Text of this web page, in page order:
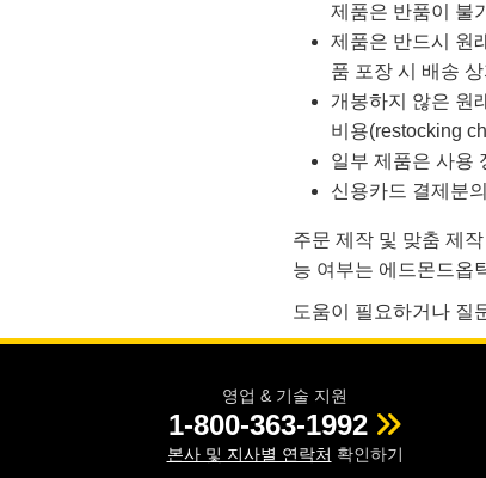
제품은 반품이 불
제품은 반드시 원
품 포장 시 배송
개봉하지 않은 원
비용(restocking
일부 제품은 사용
신용카드 결제분
주문 제작 및 맞춤 제
능 여부는 에드몬드옵
도움이 필요하거나 질
영업 & 기술 지원
1-800-363-1992
본사 및 지사별 연락처 확인하기